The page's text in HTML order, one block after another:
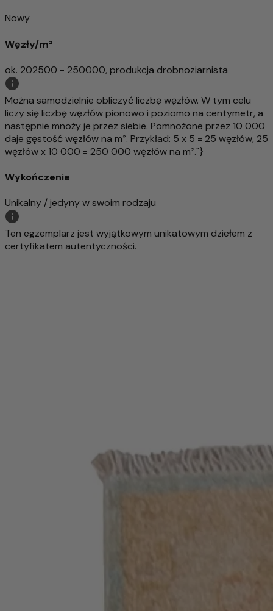
Nowy
Węzły/m²
ok. 202500 - 250000, produkcja drobnoziarnista
Można samodzielnie obliczyć liczbę węzłów. W tym celu
liczy się liczbę węzłów pionowo i poziomo na centymetr, a
następnie mnoży je przez siebie. Pomnożone przez 10 000
daje gęstość węzłów na m². Przykład: 5 x 5 = 25 węzłów, 25
węzłów x 10 000 = 250 000 węzłów na m²."}
Wykończenie
Unikalny / jedyny w swoim rodzaju
Ten egzemplarz jest wyjątkowym unikatowym dziełem z
certyfikatem autentyczności.